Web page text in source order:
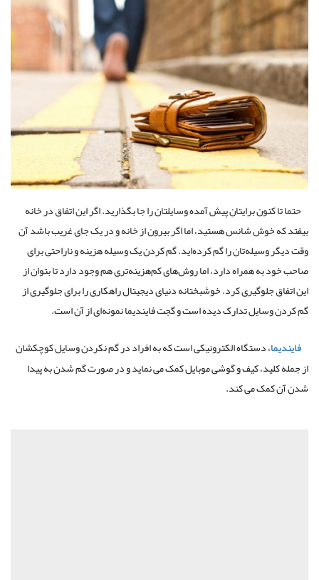
حتما تا کنون برایتان پیش آمده وسایلتان را جا بگذارید. اگر این اتفاق در خانه
بیفتد که خوش شانس هستید، اما اگر بیرون از خانه و در یک جای غریب باشد آن
وقت دیگر وسیله‌تان را گم کرده‌اید. گم کردن یک وسیله هزینه و ناراحتی برای
صاحب خود به همراه دارد، اما روش‌های کم‌هزینه‌تری هم وجود دارد تا بتوان از
این اتفاق جلوگیری کرد. خوشبختانه دنیای دیجیتال راهکاری را برای جلوگیری از
گم کردن وسایل تدارک دیده است و گجت فایندیما نمونه‌ای از آن است.
فایندیما، دستگاه الکترونیکی است که به افراد در گم نکردن وسایل کوچکشان
از جمله کلید، کیف و گوشی موبایل کمک می نماید و در صورت گم شدن به پیدا
شدن آن کمک می کند.